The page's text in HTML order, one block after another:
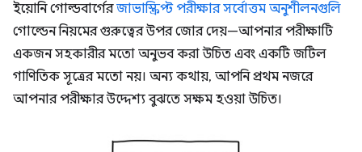
ইয়োনি গোল্ডবার্গেরজাভাস্ক্রিপ্ট পরীক্ষার সর্বোত্তম অনুশীলনগুলি
গোল্ডেন নিয়মের গুরুত্বের উপর জোর দেয়—আপনার পরীক্ষাটি
একজন সহকারীর মতো অনুভব করা উচিত এবং একটি জটিল
গাণিতিক সূত্রের মতো নয়। অন্য কথায়, আপনি প্রথম নজরে
আপনার পরীক্ষার উদ্দেশ্য বুঝতে সক্ষম হওয়া উচিত।